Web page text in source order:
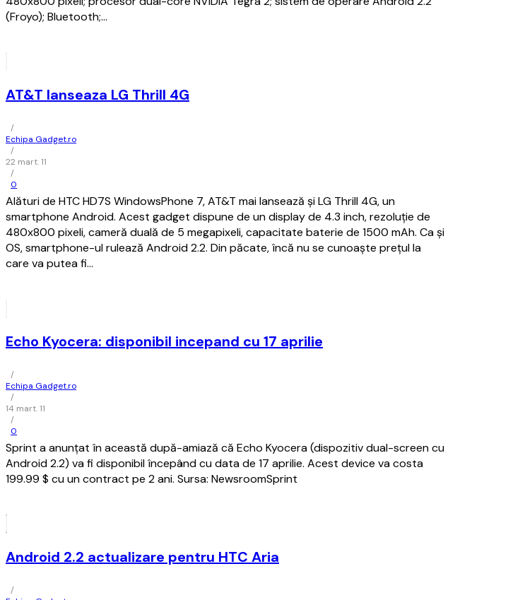
(Froyo); Bluetooth;…
AT&T lanseaza LG Thrill 4G
/
Echipa Gadget.ro
/
22 mart. 11
/
0
Alături de HTC HD7S WindowsPhone 7, AT&T mai lansează și LG Thrill 4G, un
smartphone Android. Acest gadget dispune de un display de 4.3 inch, rezoluție de
480x800 pixeli, cameră duală de 5 megapixeli, capacitate baterie de 1500 mAh. Ca și
OS, smartphone-ul rulează Android 2.2. Din păcate, încă nu se cunoaște prețul la
care va putea fi…
Echo Kyocera: disponibil incepand cu 17 aprilie
/
Echipa Gadget.ro
/
14 mart. 11
/
0
Sprint a anunțat în această după-amiază că Echo Kyocera (dispozitiv dual-screen cu
Android 2.2) va fi disponibil începând cu data de 17 aprilie. Acest device va costa
199.99 $ cu un contract pe 2 ani. Sursa: NewsroomSprint
Android 2.2 actualizare pentru HTC Aria
/